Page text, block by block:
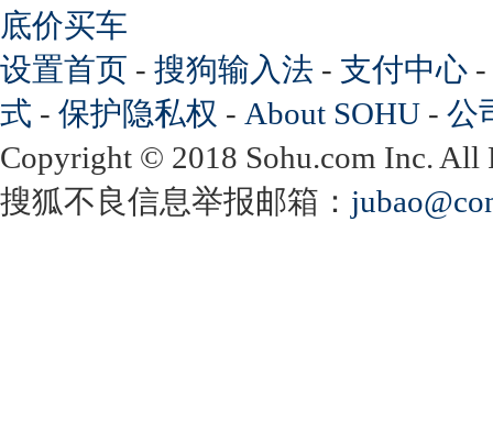
底价买车
设置首页 - 搜狗输入法 - 支付中心 -
式 - 保护隐私权 - About SOHU - 公
Copyright © 2018 Sohu.com Inc.
搜狐不良信息举报邮箱：